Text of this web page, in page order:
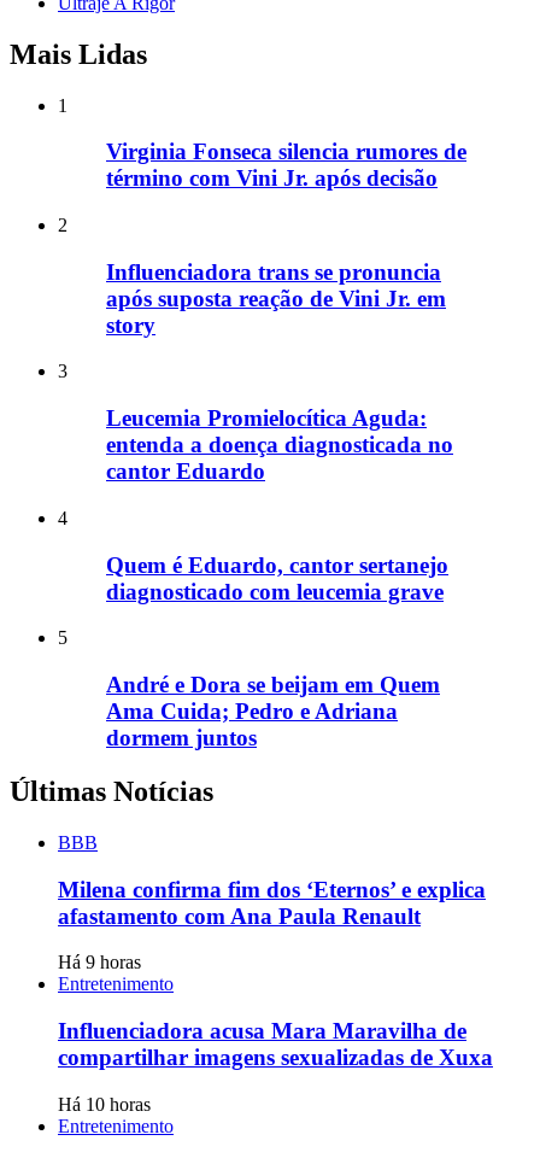
Mais Lidas
1
Virginia Fonseca silencia rumores de
término com Vini Jr. após decisão
2
Influenciadora trans se pronuncia
após suposta reação de Vini Jr. em
story
3
Leucemia Promielocítica Aguda:
entenda a doença diagnosticada no
cantor Eduardo
4
Quem é Eduardo, cantor sertanejo
diagnosticado com leucemia grave
5
André e Dora se beijam em Quem
Ama Cuida; Pedro e Adriana
dormem juntos
Últimas Notícias
BBB
Milena confirma fim dos ‘Eternos’ e explica
afastamento com Ana Paula Renault
Há 9 horas
Entretenimento
Influenciadora acusa Mara Maravilha de
compartilhar imagens sexualizadas de Xuxa
Há 10 horas
Entretenimento